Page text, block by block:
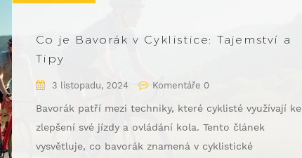
Co je Bavorák v Cyklistice: Tajemství a
Tipy
3 listopadu, 2024 Komentáře 0
Bavorák patří mezi techniky, které cyklisté využívají ke
zlepšení své jízdy a ovládání kola. Tento článek
vysvětluje, co bavorák znamená v cyklistické